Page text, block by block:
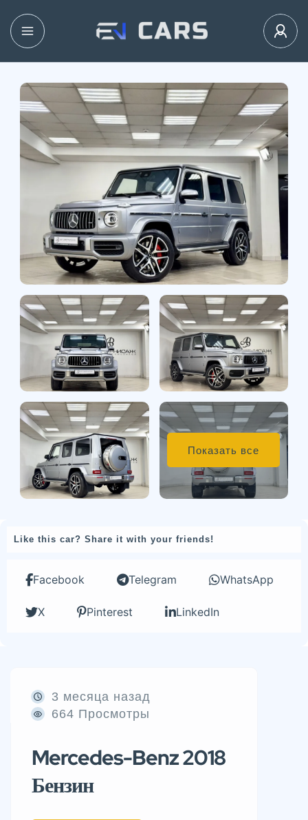
Показать все
Like this car? Share it with your friends!
Facebook Telegram WhatsApp
X Pinterest LinkedIn
3 месяца назад
664 Просмотры
Mercedes-Benz 2018
Бензин